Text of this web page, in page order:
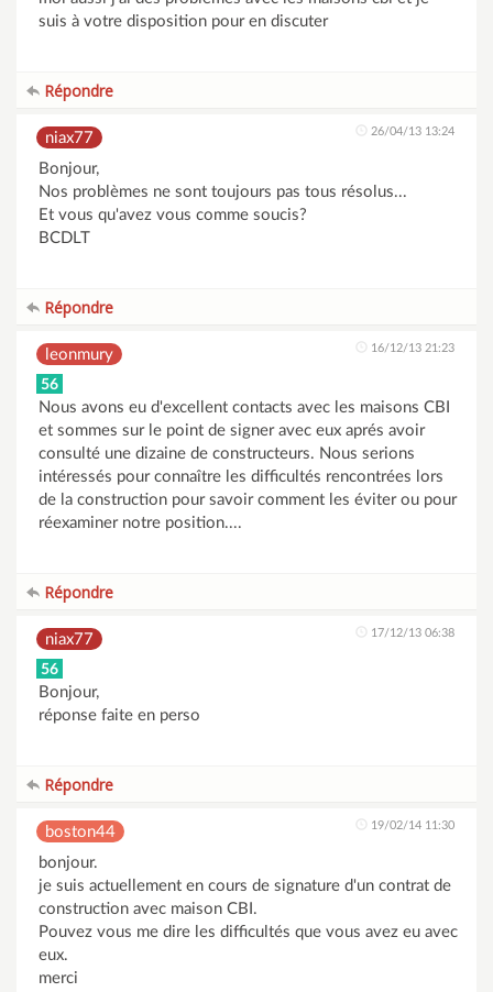
suis à votre disposition pour en discuter
Répondre
niax77 26/04/13 13:24
Bonjour,
Nos problèmes ne sont toujours pas tous résolus...
Et vous qu'avez vous comme soucis?
BCDLT
Répondre
leonmury 16/12/13 21:23
56
Nous avons eu d'excellent contacts avec les maisons CBI
et sommes sur le point de signer avec eux aprés avoir
consulté une dizaine de constructeurs. Nous serions
intéressés pour connaître les difficultés rencontrées lors
de la construction pour savoir comment les éviter ou pour
réexaminer notre position....
Répondre
niax77 17/12/13 06:38
56
Bonjour,
réponse faite en perso
Répondre
boston44 19/02/14 11:30
bonjour.
je suis actuellement en cours de signature d'un contrat de
construction avec maison CBI.
Pouvez vous me dire les difficultés que vous avez eu avec
eux.
merci